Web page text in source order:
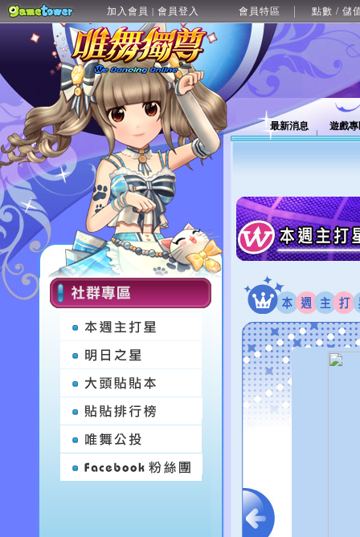
加入會員 | 會員登入 會員特區 點數 / 儲
最新消息 遊戲